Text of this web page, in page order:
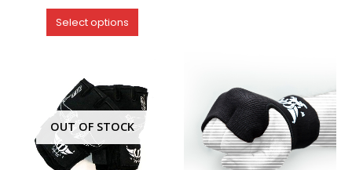
Select options
OUT OF STOCK